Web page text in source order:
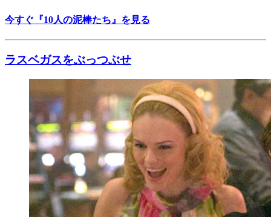
今すぐ『10人の泥棒たち』を見る
ラスベガスをぶっつぶせ